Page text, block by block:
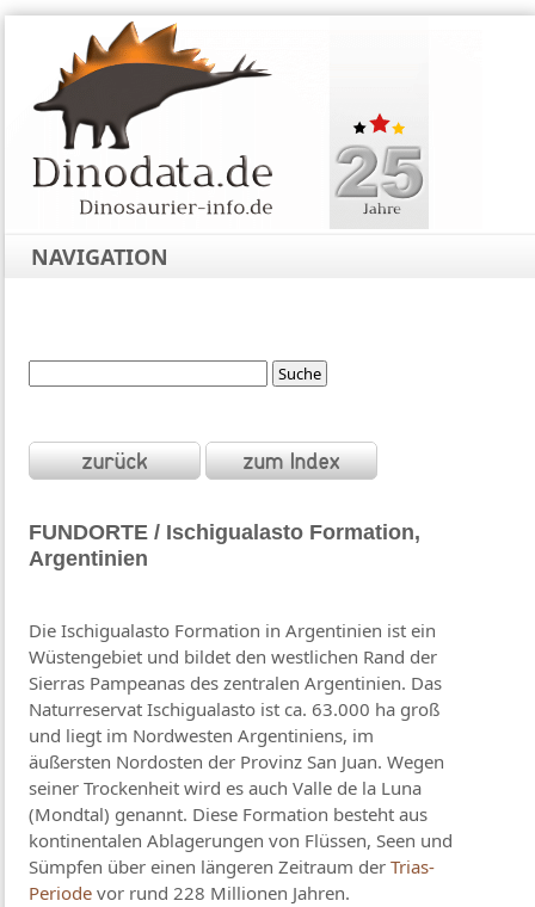
NAVIGATION
FUNDORTE / Ischigualasto Formation,
Argentinien
Die Ischigualasto Formation in Argentinien ist ein
Wüstengebiet und bildet den westlichen Rand der
Sierras Pampeanas des zentralen Argentinien. Das
Naturreservat Ischigualasto ist ca. 63.000 ha groß
und liegt im Nordwesten Argentiniens, im
äußersten Nordosten der Provinz San Juan. Wegen
seiner Trockenheit wird es auch Valle de la Luna
(Mondtal) genannt. Diese Formation besteht aus
kontinentalen Ablagerungen von Flüssen, Seen und
Sümpfen über einen längeren Zeitraum derTrias-
Periode vor rund 228 Millionen Jahren.